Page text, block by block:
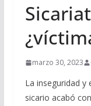
marzo 30, 2023
La inseguridad y
sicario acabó